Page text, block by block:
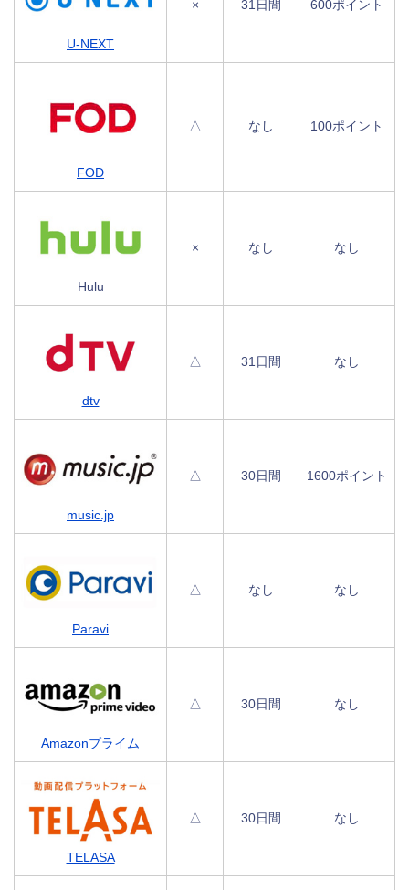
U-NEXT
× 31日間 600ポイント
FOD
△ なし 100ポイント
Hulu
× なし なし
dtv
△ 31日間 なし
music.jp
△ 30日間 1600ポイント
Paravi
△ なし なし
Amazonプライム
△ 30日間 なし
TELASA
△ 30日間 なし